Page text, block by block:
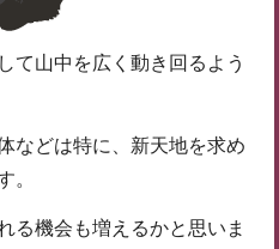
て山中を広く動き回るよう
などは特に、新天地を求め
。
る機会も増えるかと思いま